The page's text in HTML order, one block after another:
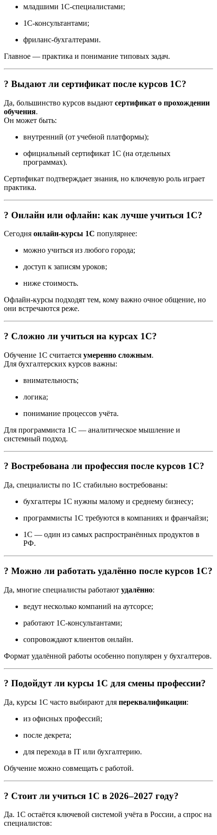
младшими 1С-специалистами;
1С-консультантами;
фриланс-бухгалтерами.
Главное — практика и понимание типовых задач.
? Выдают ли сертификат после курсов 1С?
Да, большинство курсов выдают сертификат о прохождении
обучения.
Он может быть:
внутренний (от учебной платформы);
официальный сертификат 1С (на отдельных
программах).
Сертификат подтверждает знания, но ключевую роль играет
практика.
? Онлайн или офлайн: как лучше учиться 1С?
Сегодня онлайн-курсы 1С популярнее:
можно учиться из любого города;
доступ к записям уроков;
ниже стоимость.
Офлайн-курсы подходят тем, кому важно очное общение, но
они встречаются реже.
? Сложно ли учиться на курсах 1С?
Обучение 1С считается умеренно сложным.
Для бухгалтерских курсов важны:
внимательность;
логика;
понимание процессов учёта.
Для программиста 1С — аналитическое мышление и
системный подход.
? Востребована ли профессия после курсов 1С?
Да, специалисты по 1С стабильно востребованы:
бухгалтеры 1С нужны малому и среднему бизнесу;
программисты 1С требуются в компаниях и франчайзи;
1С — один из самых распространённых продуктов в
РФ.
? Можно ли работать удалённо после курсов 1С?
Да, многие специалисты работают удалённо:
ведут несколько компаний на аутсорсе;
работают 1С-консультантами;
сопровождают клиентов онлайн.
Формат удалённой работы особенно популярен у бухгалтеров.
? Подойдут ли курсы 1С для смены профессии?
Да, курсы 1С часто выбирают для переквалификации:
из офисных профессий;
после декрета;
для перехода в IT или бухгалтерию.
Обучение можно совмещать с работой.
? Стоит ли учиться 1С в 2026–2027 году?
Да. 1С остаётся ключевой системой учёта в России, а спрос на
специалистов: